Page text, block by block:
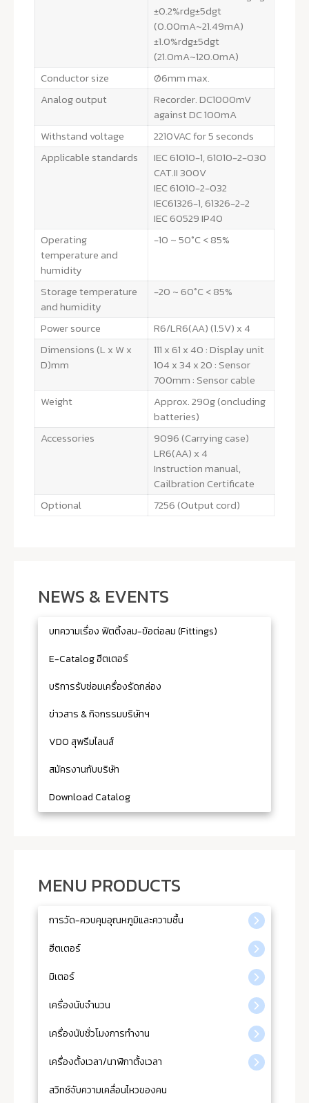
±0.2%rdg±5dgt
(0.00mA~21.49mA)
±1.0%rdg±5dgt
(21.0mA~120.0mA)
Conductor size
Ø6mm max.
Analog output
Recorder. DC1000mV
against DC 100mA
Withstand voltage
2210VAC for 5 seconds
Applicable standards
IEC 61010-1, 61010-2-030
CAT.II 300V
IEC 61010-2-032
IEC61326-1, 61326-2-2
IEC 60529 IP40
Operating
temperature and
humidity
-10 ~ 50°C < 85%
Storage temperature
and humidity
-20 ~ 60°C < 85%
Power source
R6/LR6(AA) (1.5V) x 4
Dimensions (L x W x
D)mm
111 x 61 x 40 : Display unit
104 x 34 x 20 : Sensor
700mm : Sensor cable
Weight
Approx. 290g (oncluding
batteries)
Accessories
9096 (Carrying case)
LR6(AA) x 4
Instruction manual,
Cailbration Certificate
Optional
7256 (Output cord)
NEWS & EVENTS
บทความเรื่อง ฟิตติ้งลม-ข้อต่อลม (Fittings)
E-Catalog ฮีตเตอร์
บริการรับซ่อมเครื่องรัดกล่อง
ข่าวสาร & กิจกรรมบริษัทฯ
VDO สุพรีมไลนส์
สมัครงานกับบริษัท
Download Catalog
MENU PRODUCTS
การวัด-ควบคุมอุณหภูมิและความชื้น
ฮีตเตอร์
มิเตอร์
เครื่องนับจำนวน
เครื่องนับชั่วโมงการทำงาน
เครื่องตั้งเวลา/นาฬิกาตั้งเวลา
สวิทช์จับความเคลื่อนไหวของคน